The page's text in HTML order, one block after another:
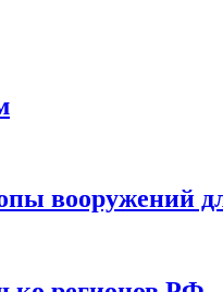
вооружений